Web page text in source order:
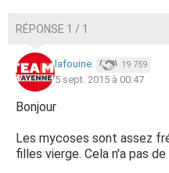
RÉPONSE 1 / 1
lafouine. 19 759
5 sept. 2015 à 00:47
Bonjour
Les mycoses sont assez
filles vierge. Cela n'a pas de